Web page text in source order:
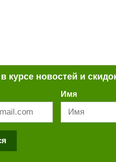
курсе новостей и
Имя